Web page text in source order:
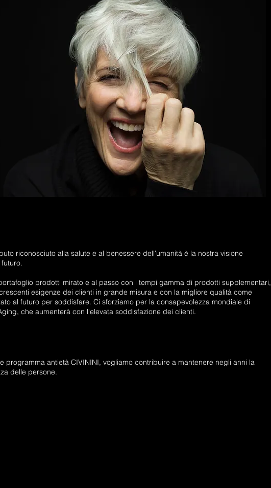
riconosciuto alla salute e al benessere dell'umanità è la nostra visione
prodotti mirato e al passo con i tempi gamma di prodotti supplementari,
esigenze dei clienti in grande misura e con la migliore qualità come
al futuro per soddisfare. Ci sforziamo per la consapevolezza mondiale di
che aumenterà con l'elevata soddisfazione dei clienti.
programma antietà CIVININI, vogliamo contribuire a mantenere negli anni la
delle persone.